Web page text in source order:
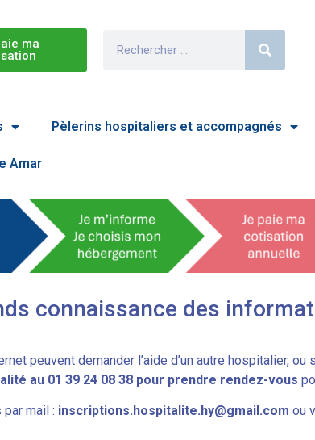
ma
Pèlerins hospitaliers et accompagnés
Amar
connaissance des
peuvent demander l’aide d’un autre hospitalier,
au 01 39 24 08 38 pour prendre rendez-vous
mail : inscriptions.hospitalite.hy@gmail.com ou